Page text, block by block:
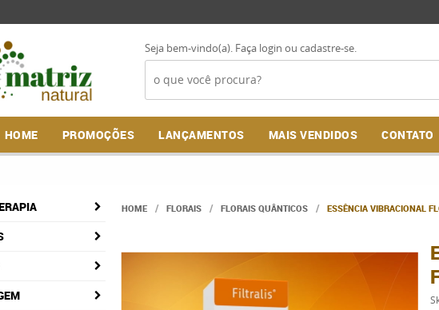
Seja bem-vindo(a). Faça login ou cadastre-se.
HOME PROMOÇÕES LANÇAMENTOS MAIS VENDIDOS CONTATO
HOME FLORAIS FLORAIS QUÂNTICOS ESSÊNCIA VIBRACIONAL